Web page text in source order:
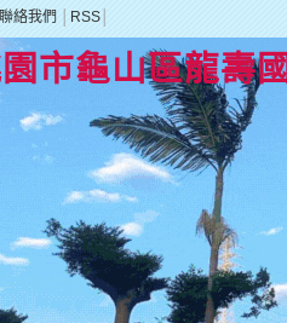
聯絡我們 RSS
市龜山區龍壽